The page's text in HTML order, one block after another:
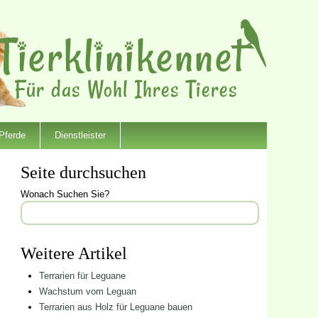
Dienstleister
Seite durchsuchen
Wonach Suchen Sie?
Weitere Artikel
Terrarien für Leguane
Wachstum vom Leguan
Terrarien aus Holz für Leguane bauen